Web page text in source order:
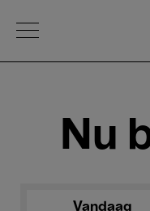
Open Menu
Nu
Vandaag